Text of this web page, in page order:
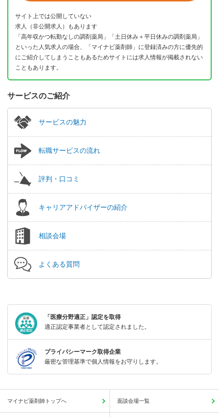
サイト上では公開していない
求人（非公開求人）もあります
「高年収かつ転勤なしの調剤薬局」「土日休み＋平日休みの調剤薬局」
といった人気求人の場合、「マイナビ薬剤師」に登録済みの方に優先的
にご紹介してしまうこともあるためサイトには求人情報が掲載されない
こともあります。
サービスのご紹介
サービスの魅力
転職サービスの流れ
評判・口コミ
キャリアアドバイザーの紹介
相談会場
よくある質問
「医療分野適正」認定を取得
適正認定事業者として認定されました。
プライバシーマーク取得企業
厳密な管理基準で個人情報をお守りします。
マイナビ薬剤師トップへ 面談会場一覧